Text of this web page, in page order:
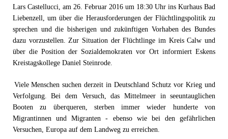
Lars Castellucci, am 26. Februar 2016 um 18:30 Uhr ins Kurhaus Bad
Liebenzell, um über die Herausforderungen der Flüchtlingspolitik zu
sprechen und die bisherigen und zukünftigen Vorhaben des Bundes
dazu vorzustellen. Zur Situation der Flüchtlinge im Kreis Calw und
über die Position der Sozialdemokraten vor Ort informiert Eskens
Kreistagskollege Daniel Steinrode.
Viele Menschen suchen derzeit in Deutschland Schutz vor Krieg und
Verfolgung. Bei dem Versuch, das Mittelmeer in seeuntauglichen
Booten zu überqueren, sterben immer wieder hunderte von
Migrantinnen und Migranten - ebenso wie bei den gefährlichen
Versuchen, Europa auf dem Landweg zu erreichen.